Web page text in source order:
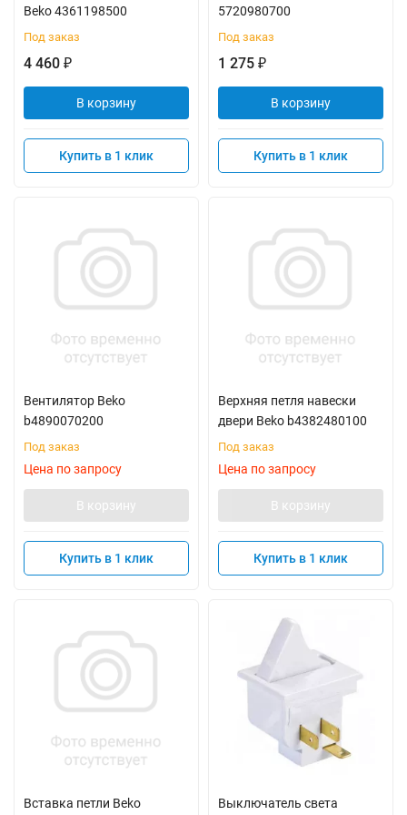
Beko 4361198500
Под заказ
4 460 ₽
В корзину
Купить в 1 клик
5720980700
Под заказ
1 275 ₽
В корзину
Купить в 1 клик
Вентилятор Beko
b4890070200
Под заказ
Цена по запросу
В корзину
Купить в 1 клик
Верхняя петля навески
двери Beko b4382480100
Под заказ
Цена по запросу
В корзину
Купить в 1 клик
Вставка петли Beko
Выключатель света